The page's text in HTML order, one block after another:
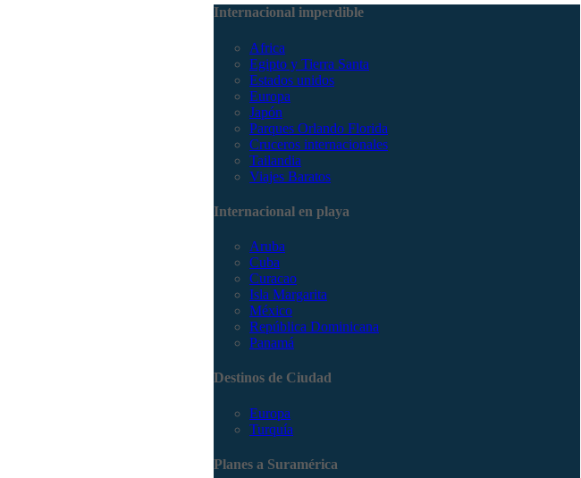
Internacional imperdible
Africa
Egipto y Tierra Santa
Estados unidos
Europa
Japón
Parques Orlando Florida
Cruceros internacionales
Tailandia
Viajes Baratos
Internacional en playa
Aruba
Cuba
Curacao
Isla Margarita
México
República Dominicana
Panamá
Destinos de Ciudad
Europa
Turquía
Planes a Suramérica